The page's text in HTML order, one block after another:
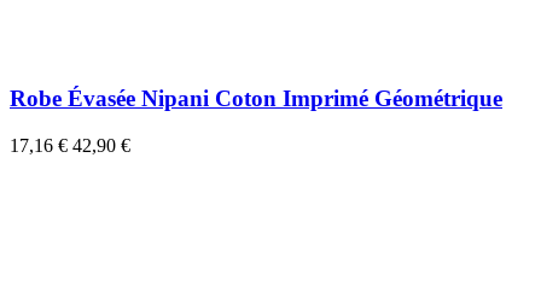
Robe Évasée Nipani Coton Imprimé Géométrique
17,16 € 42,90 €